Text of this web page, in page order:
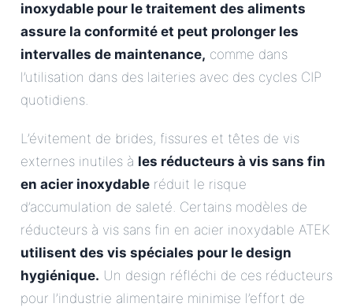
inoxydable pour le traitement des aliments
assure la conformité et peut prolonger les
intervalles de maintenance, comme dans
l’utilisation dans des laiteries avec des cycles CIP
quotidiens.
L’évitement de brides, fissures et têtes de vis
externes inutiles à les réducteurs à vis sans fin
en acier inoxydable réduit le risque
d’accumulation de saleté. Certains modèles de
réducteurs à vis sans fin en acier inoxydable ATEK
utilisent des vis spéciales pour le design
hygiénique. Un design réfléchi de ces réducteurs
pour l’industrie alimentaire minimise l’effort de